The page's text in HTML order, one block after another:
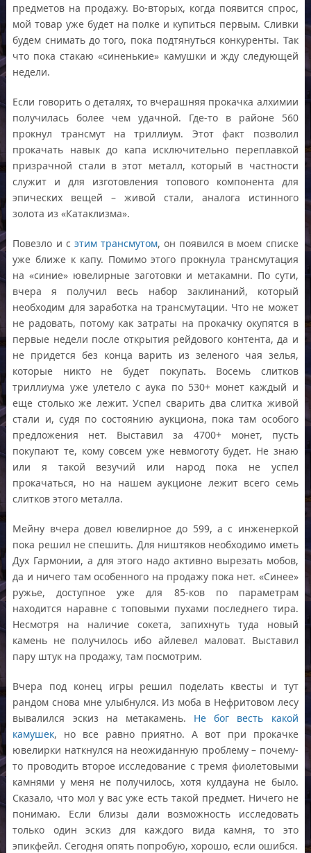
предметов на продажу. Во-вторых, когда появится спрос,
мой товар уже будет на полке и купиться первым. Сливки
будем снимать до того, пока подтянуться конкуренты. Так
что пока стакаю «синенькие» камушки и жду следующей
недели.
Если говорить о деталях, то вчерашняя прокачка алхимии
получилась более чем удачной. Где-то в районе 560
прокнул трансмут на триллиум. Этот факт позволил
прокачать навык до капа исключительно переплавкой
призрачной стали в этот металл, который в частности
служит и для изготовления топового компонента для
эпических вещей – живой стали, аналога истинного
золота из «Катаклизма».
Повезло и с этим трансмутом, он появился в моем списке
уже ближе к капу. Помимо этого прокнула трансмутация
на «синие» ювелирные заготовки и метакамни. По сути,
вчера я получил весь набор заклинаний, который
необходим для заработка на трансмутации. Что не может
не радовать, потому как затраты на прокачку окупятся в
первые недели после открытия рейдового контента, да и
не придется без конца варить из зеленого чая зелья,
которые никто не будет покупать. Восемь слитков
триллиума уже улетело с аука по 530+ монет каждый и
еще столько же лежит. Успел сварить два слитка живой
стали и, судя по состоянию аукциона, пока там особого
предложения нет. Выставил за 4700+ монет, пусть
покупают те, кому совсем уже невмоготу будет. Не знаю
или я такой везучий или народ пока не успел
прокачаться, но на нашем аукционе лежит всего семь
слитков этого металла.
Мейну вчера довел ювелирное до 599, а с инженеркой
пока решил не спешить. Для ништяков необходимо иметь
Дух Гармонии, а для этого надо активно вырезать мобов,
да и ничего там особенного на продажу пока нет. «Синее»
ружье, доступное уже для 85-ков по параметрам
находится наравне с топовыми пухами последнего тира.
Несмотря на наличие сокета, запихнуть туда новый
камень не получилось ибо айлевел маловат. Выставил
пару штук на продажу, там посмотрим.
Вчера под конец игры решил поделать квесты и тут
рандом снова мне улыбнулся. Из моба в Нефритовом лесу
вывалился эскиз на метакамень. Не бог весть какой
камушек, но все равно приятно. А вот при прокачке
ювелирки наткнулся на неожиданную проблему – почему-
то проводить второе исследование с тремя фиолетовыми
камнями у меня не получилось, хотя кулдауна не было.
Сказало, что мол у вас уже есть такой предмет. Ничего не
понимаю. Если близы дали возможность исследовать
только один эскиз для каждого вида камня, то это
эпикфейл. Сегодня опять попробую, хорошо, если ошибся.